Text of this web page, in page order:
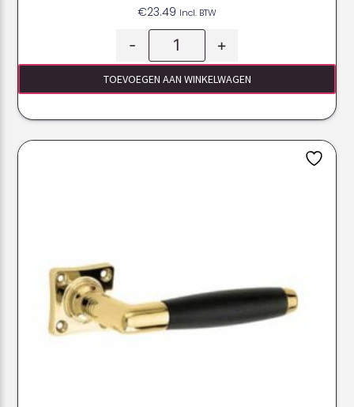
€23.49 Incl. BTW
- +
TOEVOEGEN AAN WINKELWAGEN